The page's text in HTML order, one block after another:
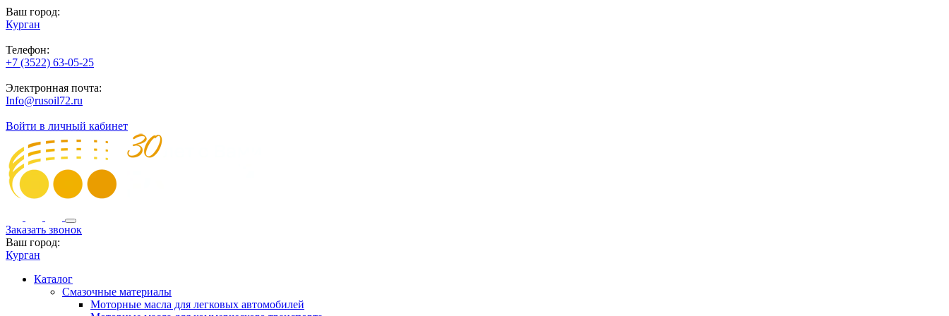
Ваш город:
Курган
Телефон:
+7 (3522) 63-05-25
Электронная почта:
Info@rusoil72.ru
Войти в личный кабинет
Заказать звонок
Ваш город:
Курган
Каталог
Смазочные материалы
Моторные масла для легковых автомобилей